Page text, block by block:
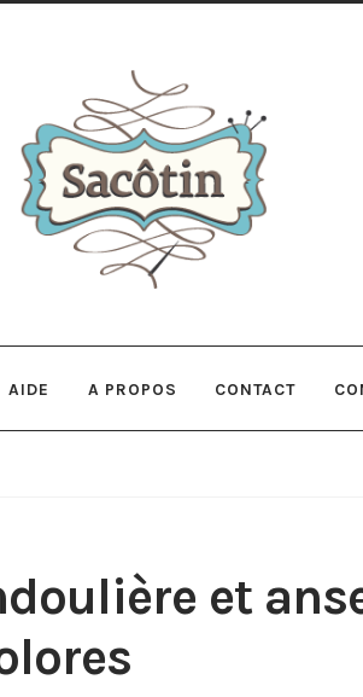
AIDE A PROPOS CONTACT
et